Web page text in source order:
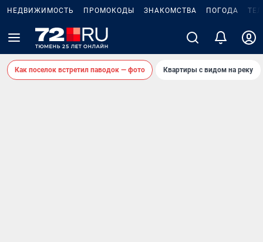
НЕДВИЖИМОСТЬ ПРОМОКОДЫ ЗНАКОМСТВА ПОГОДА
Как поселок встретил паводок — фото Квартиры с видом на реку